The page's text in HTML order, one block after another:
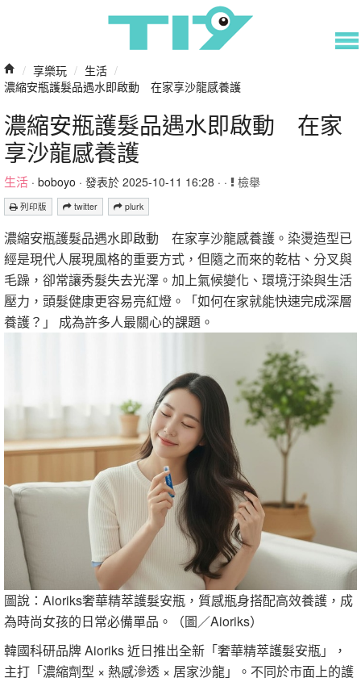
/ 享樂玩 / 生活 /
濃縮安瓶護髮品遇水即啟動 在家享沙龍感養護
濃縮安瓶護髮品遇水即啟動 在家
享沙龍感養護
生活 · boboyo · 發表於 2025-10-11 16:28 · · 檢舉
列印版 twitter plurk
濃縮安瓶護髮品遇水即啟動 在家享沙龍感養護。染燙造型已
經是現代人展現風格的重要方式，但隨之而來的乾枯、分叉與
毛躁，卻常讓秀髮失去光澤。加上氣候變化、環境汙染與生活
壓力，頭髮健康更容易亮紅燈。「如何在家就能快速完成深層
養護？」 成為許多人最關心的課題。
圖說：Aioriks奢華精萃護髮安瓶，質感瓶身搭配高效養護，成
為時尚女孩的日常必備單品。（圖／Aioriks）
韓國科研品牌 Aioriks 近日推出全新「奢華精萃護髮安瓶」，
主打「濃縮劑型 × 熱感滲透 × 居家沙龍」。不同於市面上的護